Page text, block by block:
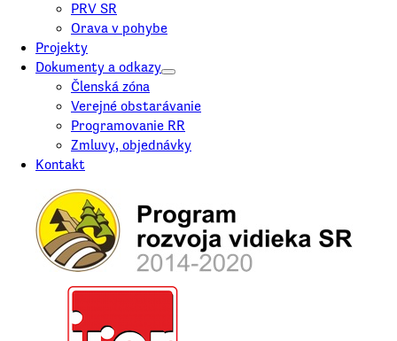
PRV SR
Orava v pohybe
Projekty
Dokumenty a odkazy
Členská zóna
Verejné obstarávanie
Programovanie RR
Zmluvy, objednávky
Kontakt